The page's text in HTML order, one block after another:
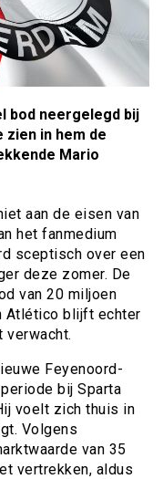
bod neergelegd bij
zien in hem de
Mario
aan de eisen van
het fanmedium
sceptisch over een
deze zomer. De
van 20 miljoen
Atlético blijft echter
verwacht.
Feyenoord-
bij Sparta
voelt zich thuis in
Volgens
van 35
vertrekken, aldus